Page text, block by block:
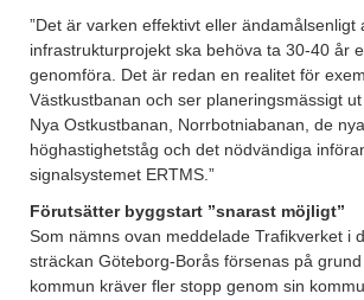
”Det är varken effektivt eller ändamålsenligt
infrastrukturprojekt ska behöva ta 30-40 år
genomföra. Det är redan en realitet för
Västkustbanan och ser planeringsmässigt
Nya Ostkustbanan, Norrbotniabanan, de
höghastighetståg och det nödvändiga
signalsystemet ERTMS.”
Förutsätter byggstart ”snarast möjligt”
Som nämns ovan meddelade Trafikverket i
sträckan Göteborg-Borås försenas på
kommun kräver fler stopp genom sin